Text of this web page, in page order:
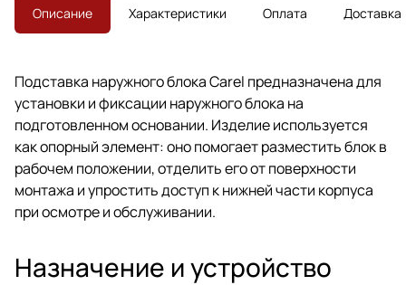
Описание Характеристики Оплата Доставка
Подставка наружного блока Carel предназначена для
установки и фиксации наружного блока на
подготовленном основании. Изделие используется
как опорный элемент: оно помогает разместить блок в
рабочем положении, отделить его от поверхности
монтажа и упростить доступ к нижней части корпуса
при осмотре и обслуживании.
Назначение и устройство